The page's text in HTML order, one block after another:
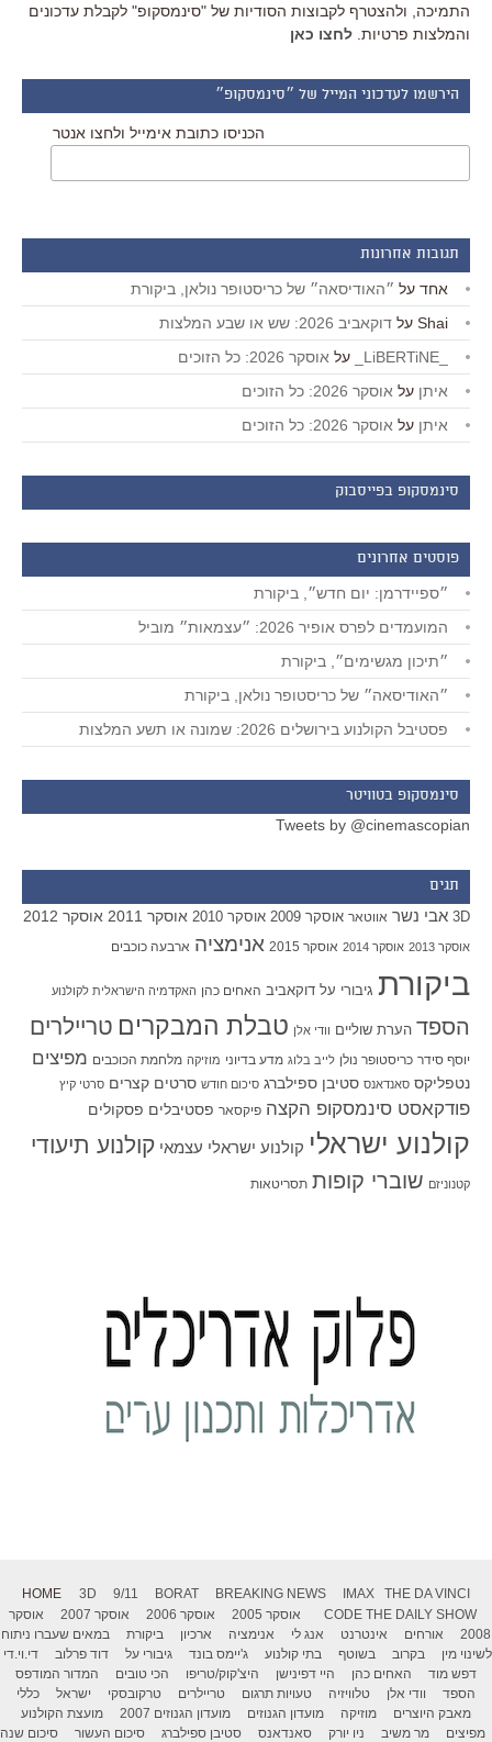
התמיכה, ולהצטרף לקבוצות הסודיות של "סינמסקופ" לקבלת עדכונים
והמלצות פרטיות. לחצו כאן
הירשמו לעדכוני המייל של ״סינמסקופ״
הכניסו כתובת אימייל ולחצו אנטר
תגובות אחרונות
אחד על ״האודיסאה״ של כריסטופר נולאן, ביקורת
Shai על דוקאביב 2026: שש או שבע המלצות
על אוסקר 2026: כל הזוכים
איתן על אוסקר 2026: כל הזוכים
איתן על אוסקר 2026: כל הזוכים
סינמסקופ בפייסבוק
פוסטים אחרונים
״ספיידרמן: יום חדש״, ביקורת
המועמדים לפרס אופיר 2026: ״עצמאות״ מוביל
״תיכון מגשימים״, ביקורת
״האודיסאה״ של כריסטופר נולאן, ביקורת
פסטיבל הקולנוע בירושלים 2026: שמונה או תשע המלצות
סינמסקופ בטוויטר
Tweets by @cinemascopian
תגים
3D אבי נשר אווטאר אוסקר 2009 אוסקר 2010 אוסקר 2011 אוסקר 2012
אוסקר 2013 אוסקר 2014 אוסקר 2015 אנימציה ארבעה כוכבים
ביקורת גיבורי על דוקאביב האחים כהן האקדמיה הישראלית לקולנוע
הספד הערת שוליים וודי אלן טבלת המבקרים טריילרים
יוסף סידר כריסטופר נולן לייב בלוג מדע בדיוני מוזיקה מלחמת הכוכבים מפיצים
נטפליקס סאנדאנס סטיבן ספילברג סיכום חודש סרטים קצרים סרטי קיץ
פודקאסט סינמסקופ הקצה פיקסאר פסטיבלים פסקולים
קולנוע ישראלי קולנוע ישראלי עצמאי קולנוע תיעודי
קטנוניזם שוברי קופות תסריטאות
HOME 3D 9/11 BORAT BREAKING NEWS IMAX
THE DA VINCI
CODE THE DAILY SHOW אוסקר 2005 אוסקר 2006 אוסקר 2007
אוסקר
2008
אורחים אינטרנט אנג לי אנימציה ארכיון ביקורת
במאים שעברו ניתוח
לשינוי מין
בקרוב בשוטף בתי קולנוע ג'יימס בונד גיבורי על דוד פרלוב
די.וי.די
דפש מוד
האחים כהן היי דפינישן היצ'קוק/טריפו הכי טובים
המדור המודפס
הספד
וודי אלן טלוויזיה טעויות תרגום טריילרים טרקובסקי ישראל
כללי
מאבק היוצרים
מוזיקה מועדון הגנוזים מועדון הגנוזים 2007
מועצת הקולנוע
מפיצים
מר משיב ניו יורק סאנדאנס סטיבן ספילברג סיכום העשור סיכום שנה